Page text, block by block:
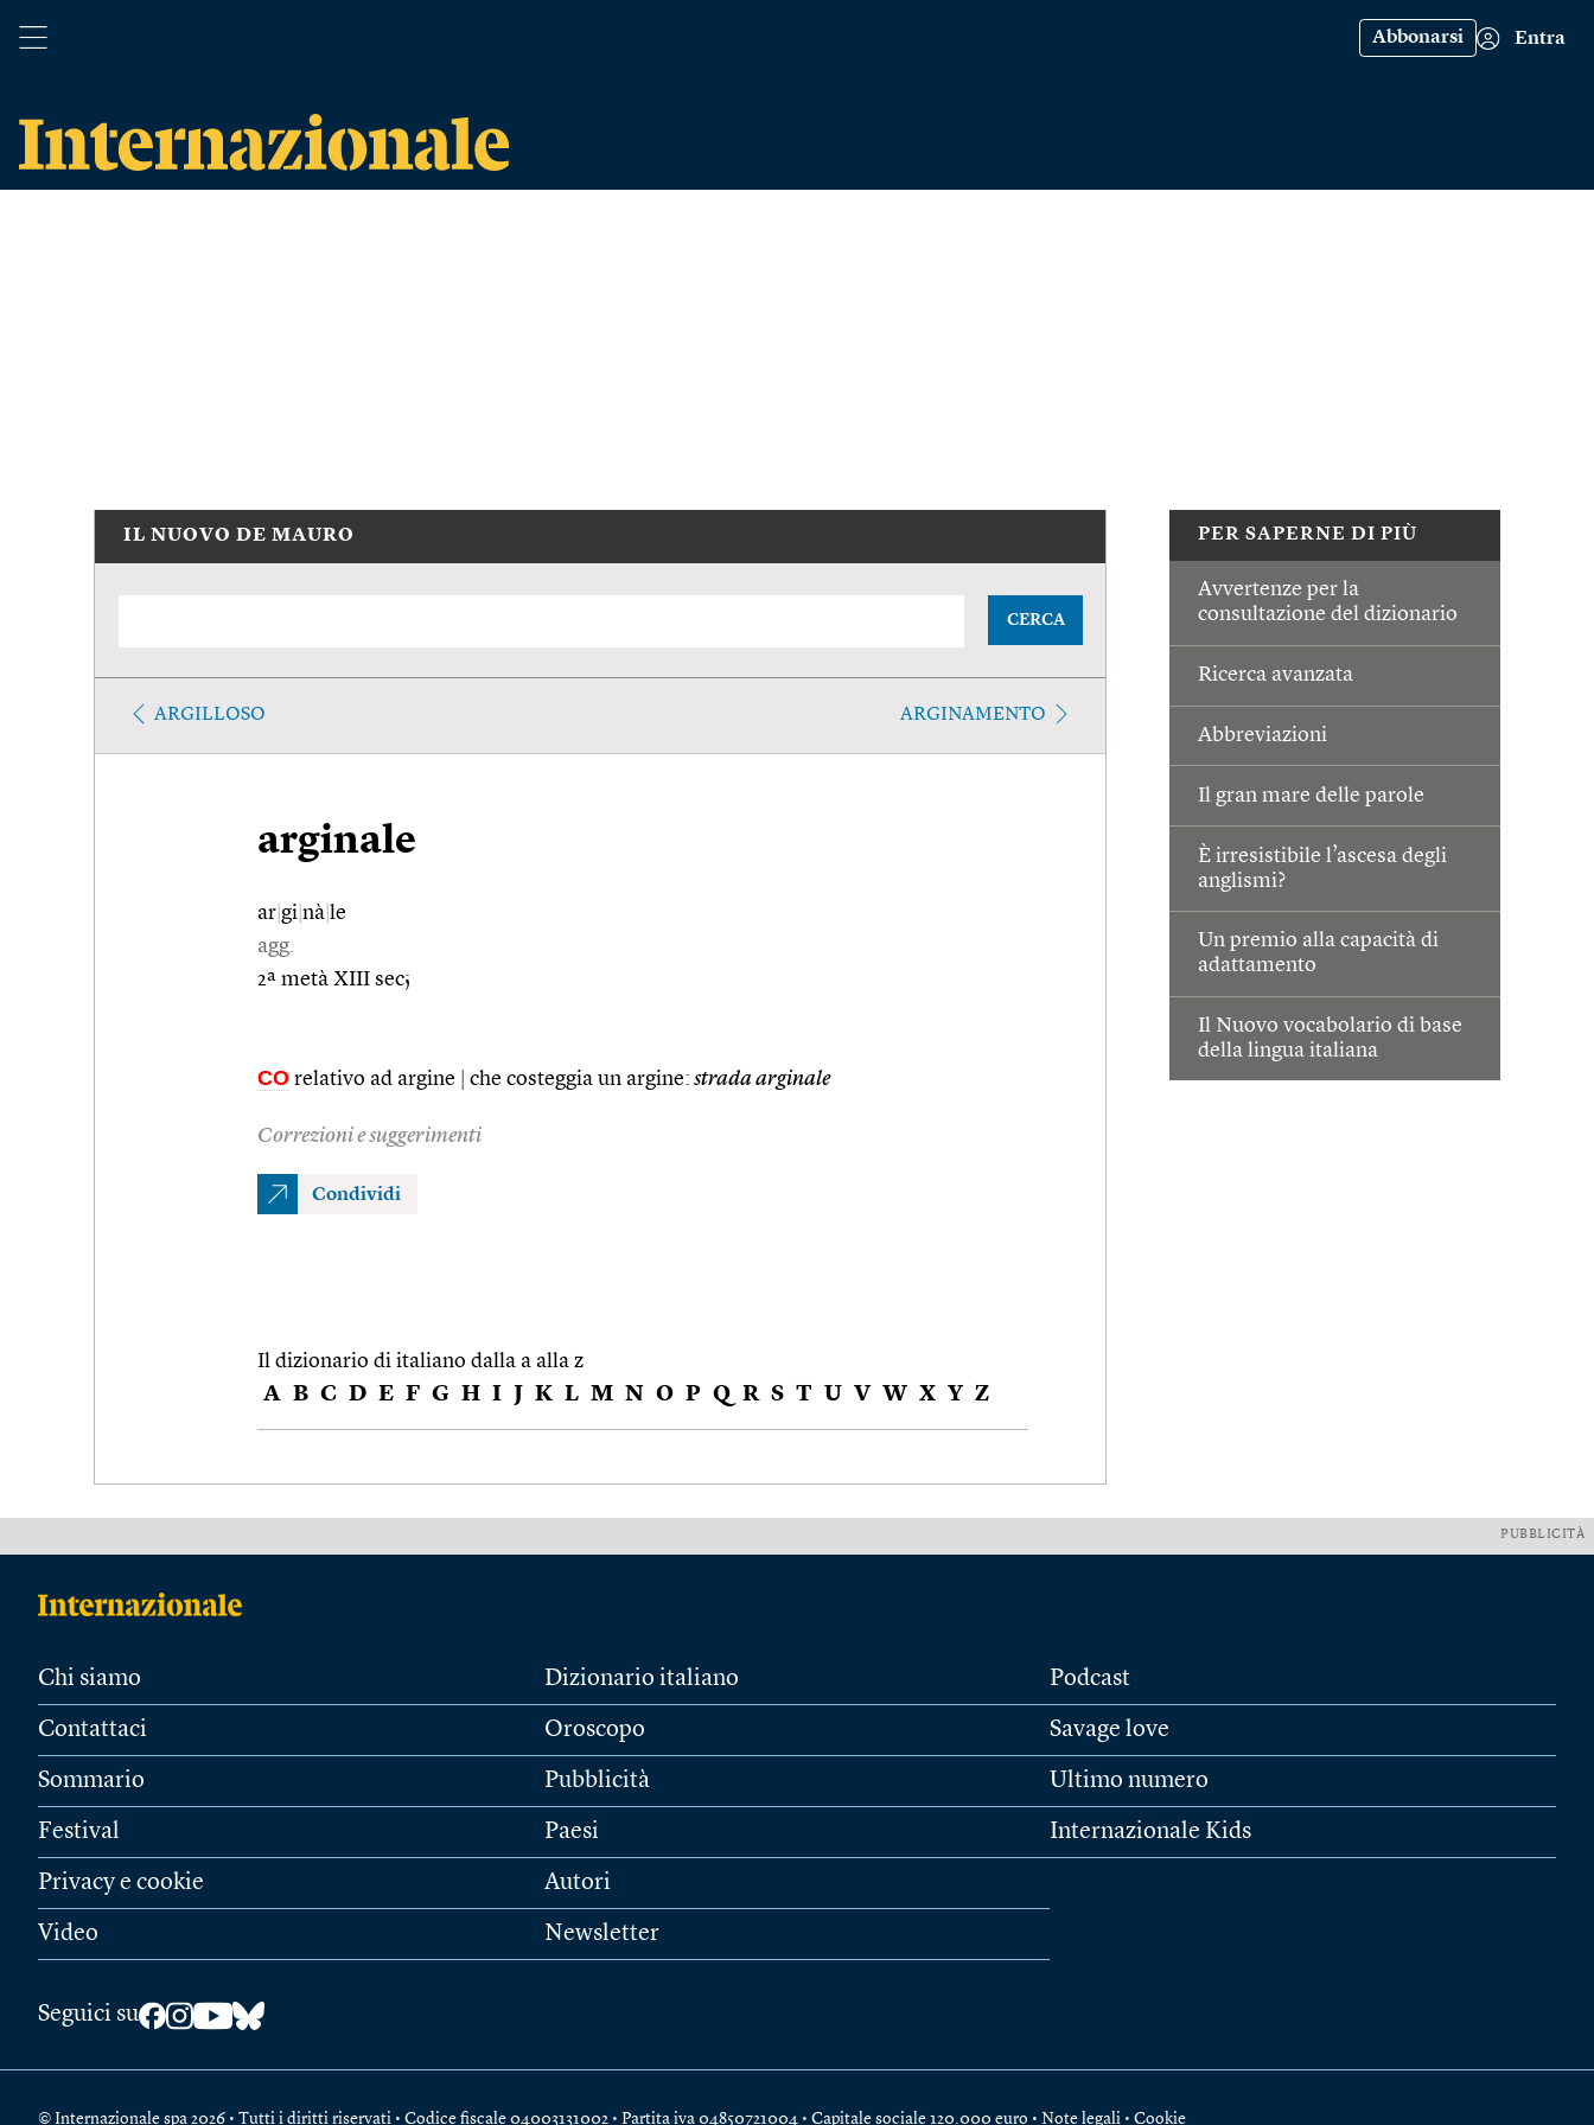
Abbonarsi Entra
PER SAPERNE DI PIÙ
Avvertenze per la
consultazione del dizionario
Ricerca avanzata
Abbreviazioni
Il gran mare delle parole
È irresistibile l’ascesa degli
anglismi?
Un premio alla capacità di
adattamento
Il Nuovo vocabolario di base
della lingua italiana
IL NUOVO DE MAURO
CERCA
ARGILLOSO ARGINAMENTO
arginale
ar gi nà le
agg.
2ª metà XIII sec;
CO relativo ad argine che costeggia un argine: strada arginale
Correzioni e suggerimenti
Condividi
Il dizionario di italiano dalla a alla z
A B C D E F G H I J K L M N O P Q R S T U V W X Y Z
PUBBLICITÀ
Chi siamo
Contattaci
Sommario
Festival
Privacy e cookie
Video
Dizionario italiano
Oroscopo
Pubblicità
Paesi
Autori
Newsletter
Podcast
Savage love
Ultimo numero
Internazionale Kids
Seguici su
© Internazionale spa 2026 • Tutti i diritti riservati • Codice fiscale 04003131002 • Partita iva 04850721004 • Capitale sociale 120.000 euro • Note legali • Cookie